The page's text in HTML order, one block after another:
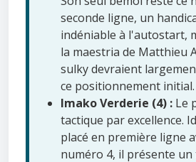
seconde ligne, un
indéniable à l'autostart,
la maestria de Matthieu
sulky devraient
ce positionnement initial.
Imako Verderie (4) : Le
tactique par excellence.
placé en première ligne
numéro 4, il présente un